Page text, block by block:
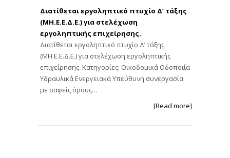
Διατίθεται εργοληπτικό πτυχίο Δ’ τάξης
(ΜΗ.Ε.Ε.Δ.Ε.) για στελέχωση
εργοληπτικής επιχείρησης.
Διατίθεται εργοληπτικό πτυχίο Δ’ τάξης
(ΜΗ.Ε.Ε.Δ.Ε.) για στελέχωση εργοληπτικής
επιχείρησης. Κατηγορίες: Οικοδομικά Οδοποιία
Υδραυλικά Ενεργειακά Υπεύθυνη συνεργασία
με σαφείς όρους…
[Read more]